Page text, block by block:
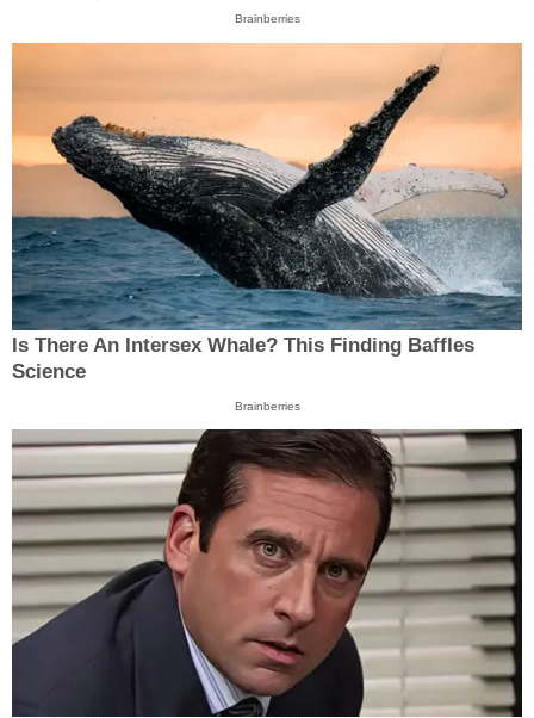
Brainberries
Is There An Intersex Whale? This Finding Baffles
Science
Brainberries